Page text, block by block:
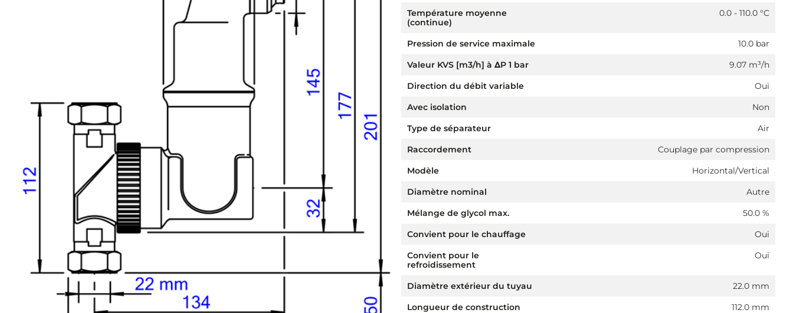
Température moyenne
(continue)
0.0 - 110.0 °C
Pression de service maximale
10.0 bar
Valeur KVS [m3/h] à ΔP 1 bar
9.07 m³/h
Direction du débit variable
Oui
Avec isolation
Non
Type de séparateur
Air
Raccordement
Couplage par compression
Modèle
Horizontal/Vertical
Diamètre nominal
Autre
Mélange de glycol max.
50.0 %
Convient pour le chauffage
Oui
Convient pour le
refroidissement
Oui
Diamètre extérieur du tuyau
22.0 mm
Longueur de construction
112.0 mm